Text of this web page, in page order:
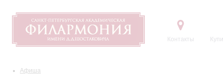
Контакты
Афиша